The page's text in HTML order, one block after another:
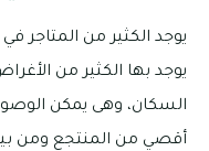
يوجد الكثير من المتاجر
يوجد بها الكثير من
أقصي من المنتجع ومن